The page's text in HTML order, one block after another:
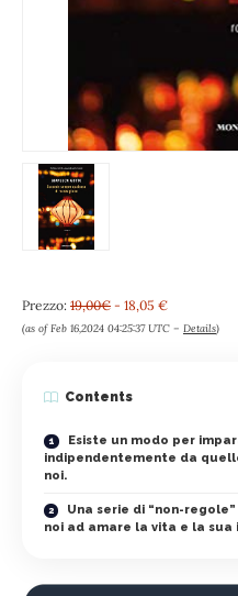
Prezzo: 19,00€ - 18,05 €
(as of Feb 16,2024 04:25:37 UTC – Details)
Contents
Esiste un modo per
indipendentemente da
noi.
Una serie di “non-
noi ad amare la vita e la